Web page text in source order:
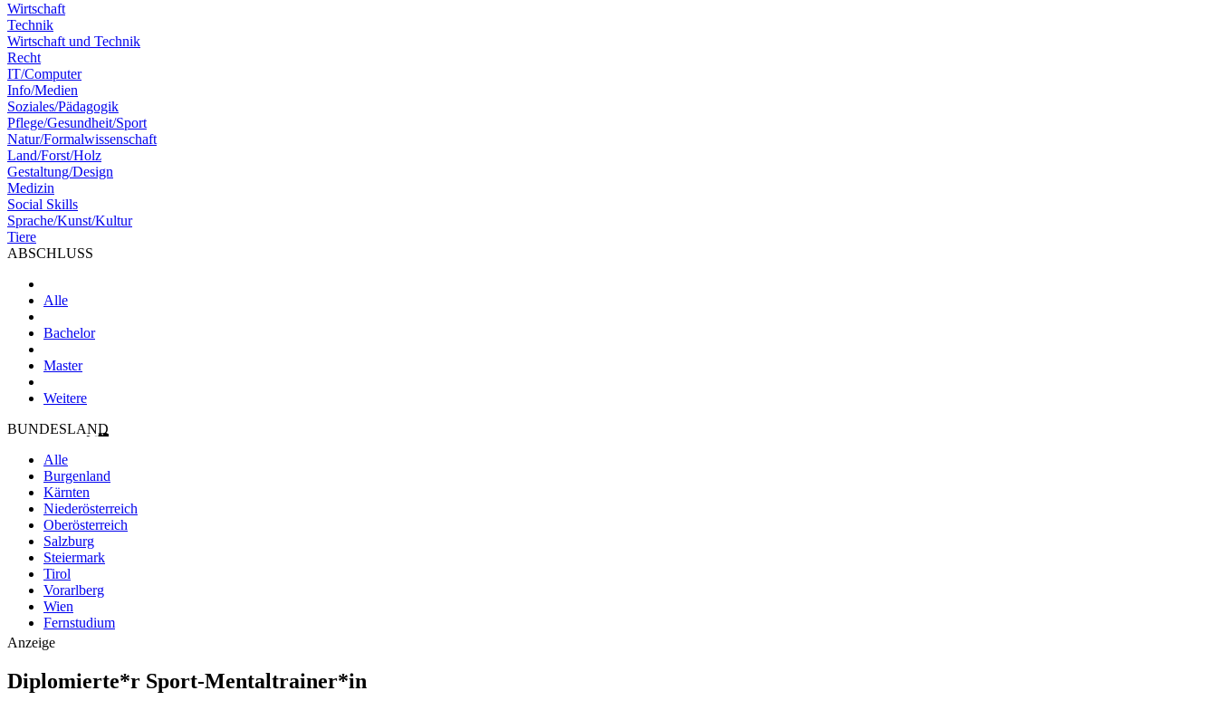
Wirtschaft
Technik
Wirtschaft und Technik
Recht
IT/Computer
Info/Medien
Soziales/Pädagogik
Pflege/Gesundheit/Sport
Natur/Formalwissenschaft
Land/Forst/Holz
Gestaltung/Design
Medizin
Social Skills
Sprache/Kunst/Kultur
Tiere
ABSCHLUSS
Alle
Bachelor
Master
Weitere
BUNDESLAND
Alle
Burgenland
Kärnten
Niederösterreich
Oberösterreich
Salzburg
Steiermark
Tirol
Vorarlberg
Wien
Fernstudium
Anzeige
Diplomierte*r Sport-Mentaltrainer*in